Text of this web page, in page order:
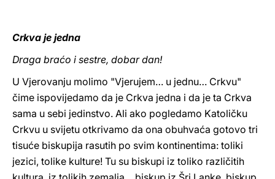
Crkva je jedna
Draga braćo i sestre, dobar dan!
U Vjerovanju molimo "Vjerujem… u jednu… Crkvu"
čime ispovijedamo da je Crkva jedna i da je ta Crkva
sama u sebi jedinstvo. Ali ako pogledamo Katoličku
Crkvu u svijetu otkrivamo da ona obuhvaća gotovo tri
tisuće biskupija rasutih po svim kontinentima: toliki
jezici, tolike kulture! Tu su biskupi iz toliko različitih